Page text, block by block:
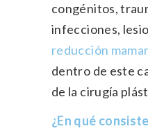
congénitos,
infecciones,
reducción
dentro de este
de la cirugía
¿En qué